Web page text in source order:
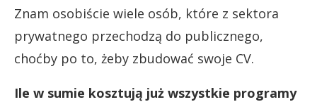
Znam osobiście wiele osób, które z sektora
prywatnego przechodzą do publicznego,
choćby po to, żeby zbudować swoje CV.
Ile w sumie kosztują już wszystkie programy